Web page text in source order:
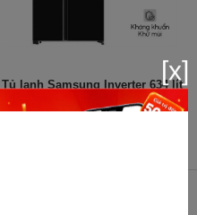
Tủ lạnh Samsung Inverter 634 lít
Side By Side RS80F65J2BSV
31.190.000đ
[x]